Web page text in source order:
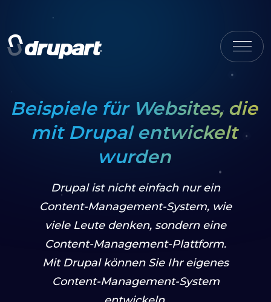
Beispiele für Websites, die
mit Drupal entwickelt
wurden
Drupal ist nicht einfach nur ein
Content-Management-System, wie
viele Leute denken, sondern eine
Content-Management-Plattform.
Mit Drupal können Sie Ihr eigenes
Content-Management-System